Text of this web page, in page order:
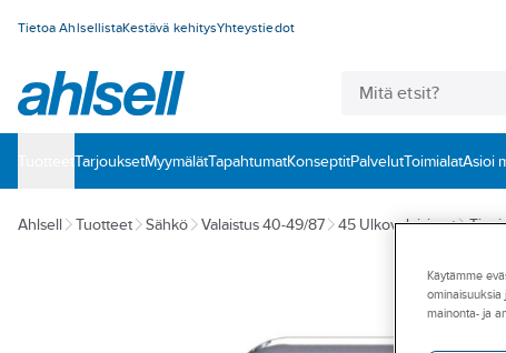
Tietoa AhlsellistaKestävä kehitysYhteystiedot
‎TarjouksetMyymälätTapahtumatKonseptitPalvelutToimialatAsioi
Ahlsell Tuotteet Sähkö Valaistus 40-49/87 45 Ulkovalaisimet Tie-
Käytämme
ominaisuuksia
mainonta- ja